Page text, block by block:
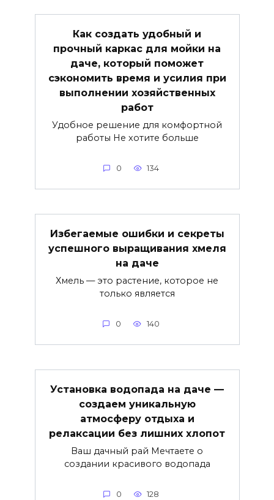
Как создать удобный и
прочный каркас для мойки на
даче, который поможет
сэкономить время и усилия при
выполнении хозяйственных
работ
Удобное решение для комфортной
работы Не хотите больше
0 134
Избегаемые ошибки и секреты
успешного выращивания хмеля
на даче
Хмель — это растение, которое не
только является
0 140
Установка водопада на даче —
создаем уникальную
атмосферу отдыха и
релаксации без лишних хлопот
Ваш дачный рай Мечтаете о
создании красивого водопада
0 128